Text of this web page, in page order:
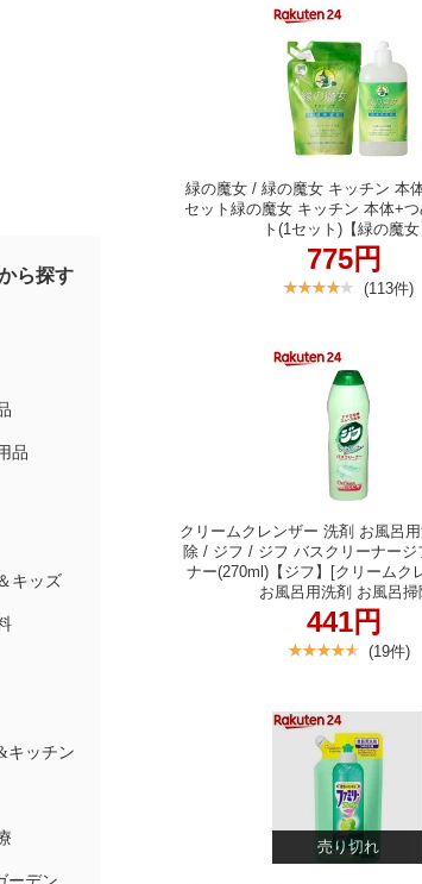
緑の魔女 / 緑の魔女 キッチン 本
セット緑の魔女 キッチン 本体+
ト(1セット)【緑の魔女
775円
(113件)
クリームクレンザー 洗剤 お風呂
除 / ジフ / ジフ バスクリーナージ
ナー(270ml)【ジフ】[クリームク
お風呂用洗剤 お風呂掃
441円
(19件)
売り切れ